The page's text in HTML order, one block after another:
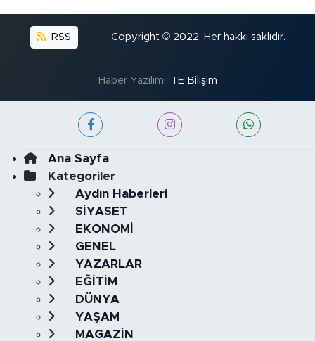
RSS Copyright © 2022. Her hakkı saklıdır.
Haber Yazılımı: TE Bilişim
Ana Sayfa
Kategoriler
Aydın Haberleri
SİYASET
EKONOMİ
GENEL
YAZARLAR
EĞİTİM
DÜNYA
YAŞAM
MAGAZİN